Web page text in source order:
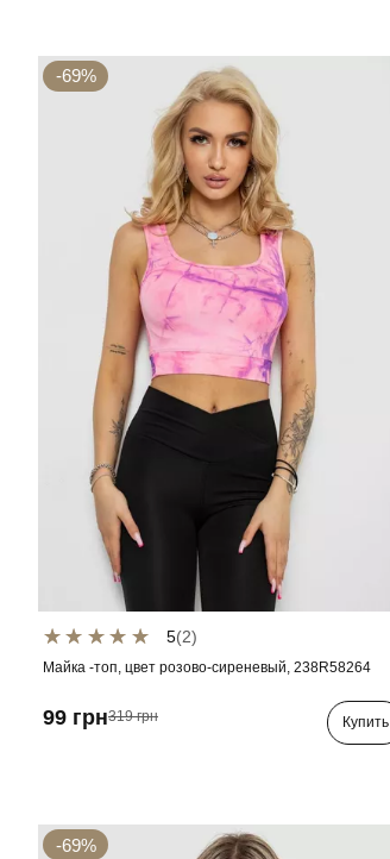
-69%
5(2)
Майка -топ, цвет розово-сиреневый, 238R58264
99 грн319 грн Купить
-69%